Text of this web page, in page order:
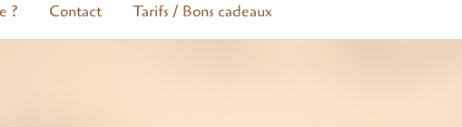
? Contact Tarifs / Bons cadeaux